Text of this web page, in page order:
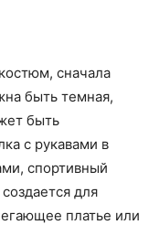
сначала
быть темная,
быть
с рукавами в
спортивный
для
платье или